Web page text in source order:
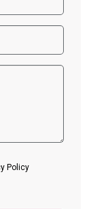
Policy